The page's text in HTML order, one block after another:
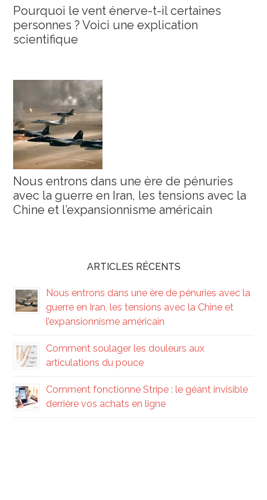
Pourquoi le vent énerve-t-il certaines
personnes ? Voici une explication
scientifique
Nous entrons dans une ère de pénuries
avec la guerre en Iran, les tensions avec la
Chine et l’expansionnisme américain
ARTICLES RÉCENTS
Nous entrons dans une ère de pénuries avec la
guerre en Iran, les tensions avec la Chine et
l’expansionnisme américain
Comment soulager les douleurs aux
articulations du pouce
Comment fonctionne Stripe : le géant invisible
derrière vos achats en ligne